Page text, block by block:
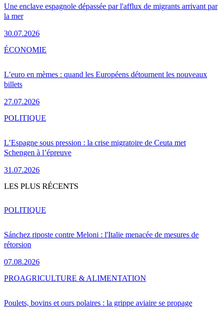
Une enclave espagnole dépassée par l'afflux de migrants arrivant par
la mer
30.07.2026
L’euro en mèmes : quand les Européens détournent les nouveaux
billets
27.07.2026
ÉCONOMIE
L’Espagne sous pression : la crise migratoire de Ceuta met
Schengen à l’épreuve
31.07.2026
POLITIQUE
LES PLUS RÉCENTS
Sánchez riposte contre Meloni : l'Italie menacée de mesures de
rétorsion
07.08.2026
POLITIQUE
Poulets, bovins et ours polaires : la grippe aviaire se propage
PROAGRICULTURE & ALIMENTATION